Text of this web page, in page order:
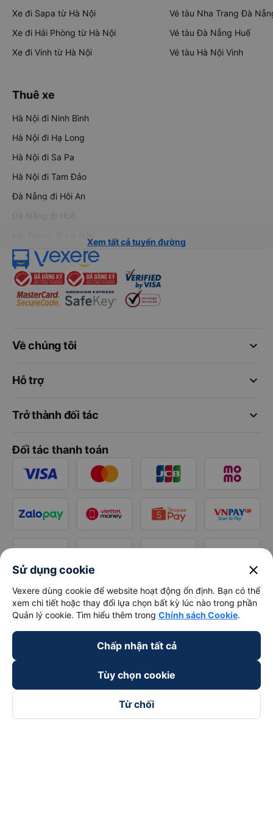
Xe đi Sapa từ Hà Nội
Xe đi Hải Phòng từ Hà Nội
Xe đi Vinh từ Hà Nội
Vé tàu Nha Trang Đà
Vé tàu Đà Nẵng Huế
Vé tàu Hà Nội Vinh
Thuê xe
Hà Nội đi Ninh Bình
Hà Nội đi Hạ Long
Hà Nội đi Sa Pa
Hà Nội đi Tam Đảo
Đà Nẵng đi Hội An
Đà Nẵng đi Huế
Xem tất cả tuyến đường
keyboard_arrow_down
Về chúng tôi
keyboard_arrow_down
Hỗ trợ
keyboard_arrow_down
Trở thành đối tác
Đối tác thanh toán
Sử dụng cookie close
Vexere dùng cookie để website hoạt động ổn định. Bạn có thể
xem chi tiết hoặc thay đổi lựa chọn bất kỳ lúc nào trong phần
Quản lý cookie. Tìm hiểu thêm trong Chính sách Cookie.
Chấp nhận tất cả
Tùy chọn cookie
Từ chối